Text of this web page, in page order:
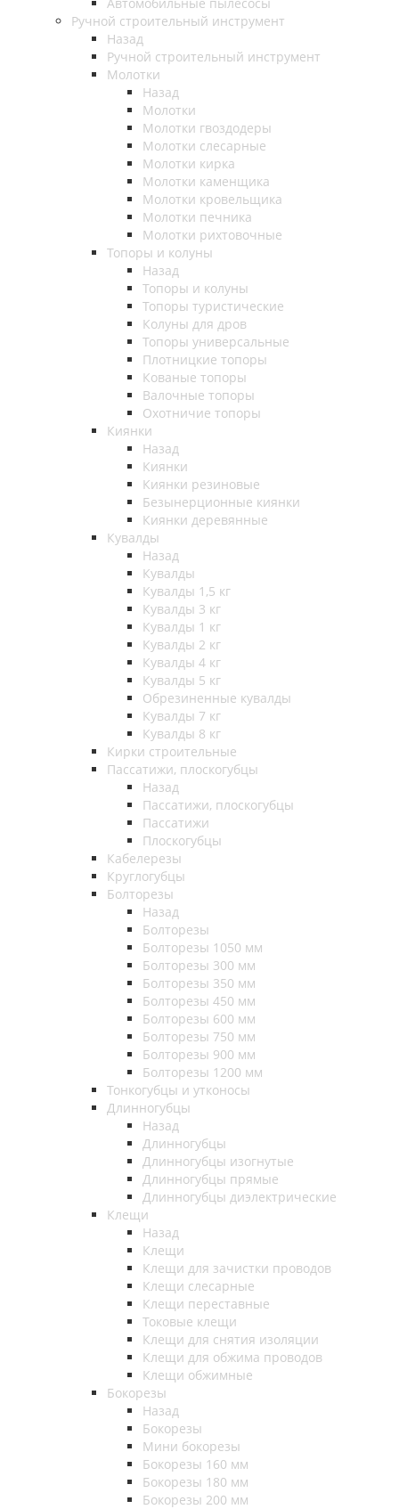
Ручной строительный инструмент
Назад
Ручной строительный инструмент
Молотки
Назад
Молотки
Молотки гвоздодеры
Молотки слесарные
Молотки кирка
Молотки каменщика
Молотки кровельщика
Молотки печника
Молотки рихтовочные
Топоры и колуны
Назад
Топоры и колуны
Топоры туристические
Колуны для дров
Топоры универсальные
Плотницкие топоры
Кованые топоры
Валочные топоры
Охотничие топоры
Киянки
Назад
Киянки
Киянки резиновые
Безынерционные киянки
Киянки деревянные
Кувалды
Назад
Кувалды
Кувалды 1,5 кг
Кувалды 3 кг
Кувалды 1 кг
Кувалды 2 кг
Кувалды 4 кг
Кувалды 5 кг
Обрезиненные кувалды
Кувалды 7 кг
Кувалды 8 кг
Кирки строительные
Пассатижи, плоскогубцы
Назад
Пассатижи, плоскогубцы
Пассатижи
Плоскогубцы
Кабелерезы
Круглогубцы
Болторезы
Назад
Болторезы
Болторезы 1050 мм
Болторезы 300 мм
Болторезы 350 мм
Болторезы 450 мм
Болторезы 600 мм
Болторезы 750 мм
Болторезы 900 мм
Болторезы 1200 мм
Тонкогубцы и утконосы
Длинногубцы
Назад
Длинногубцы
Длинногубцы изогнутые
Длинногубцы прямые
Длинногубцы диэлектрические
Клещи
Назад
Клещи
Клещи для зачистки проводов
Клещи слесарные
Клещи переставные
Токовые клещи
Клещи для снятия изоляции
Клещи для обжима проводов
Клещи обжимные
Бокорезы
Назад
Бокорезы
Мини бокорезы
Бокорезы 160 мм
Бокорезы 180 мм
Бокорезы 200 мм